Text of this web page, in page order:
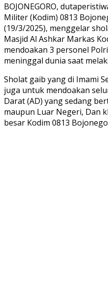
BOJONEGORO,
Militer (Kodim) 0813
(19/3/2025), menggelar
Masjid Al Ashkar Markas
mendoakan 3 personel
meninggal dunia saat
Sholat gaib yang di Imami
juga untuk mendoakan
Darat (AD) yang sedang
maupun Luar Negeri, Dan
besar Kodim 0813